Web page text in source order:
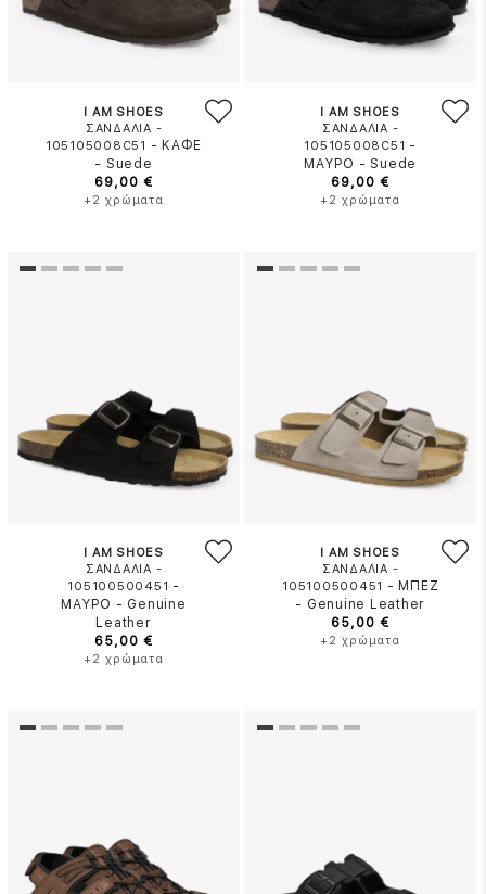
I AM SHOES
ΣΑΝΔΑΛΙΑ -
105105008C51 - ΚΑΦΕ
- Suede
69,00 €
+2 χρώματα
I AM SHOES
ΣΑΝΔΑΛΙΑ -
105105008C51 -
ΜΑΥΡΟ -Suede
69,00 €
+2 χρώματα
I AM SHOES
ΣΑΝΔΑΛΙΑ -
105100500451 -
ΜΑΥΡΟ - Genuine
Leather
65,00 €
+2 χρώματα
I AM SHOES
ΣΑΝΔΑΛΙΑ -
105100500451 - ΜΠΕΖ
- Genuine Leather
65,00 €
+2 χρώματα